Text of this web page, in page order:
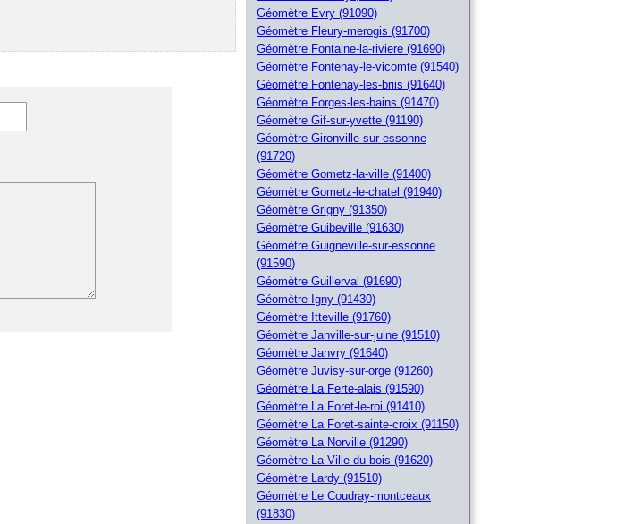
Géomètre Evry (91090)
Géomètre Fleury-merogis (91700)
Géomètre Fontaine-la-riviere (91690)
Géomètre Fontenay-le-vicomte (91540)
Géomètre Fontenay-les-briis (91640)
Géomètre Forges-les-bains (91470)
Géomètre Gif-sur-yvette (91190)
Géomètre Gironville-sur-essonne
(91720)
Géomètre Gometz-la-ville (91400)
Géomètre Gometz-le-chatel (91940)
Géomètre Grigny (91350)
Géomètre Guibeville (91630)
Géomètre Guigneville-sur-essonne
(91590)
Géomètre Guillerval (91690)
Géomètre Igny (91430)
Géomètre Itteville (91760)
Géomètre Janville-sur-juine (91510)
Géomètre Janvry (91640)
Géomètre Juvisy-sur-orge (91260)
Géomètre La Ferte-alais (91590)
Géomètre La Foret-le-roi (91410)
Géomètre La Foret-sainte-croix (91150)
Géomètre La Norville (91290)
Géomètre La Ville-du-bois (91620)
Géomètre Lardy (91510)
Géomètre Le Coudray-montceaux
(91830)